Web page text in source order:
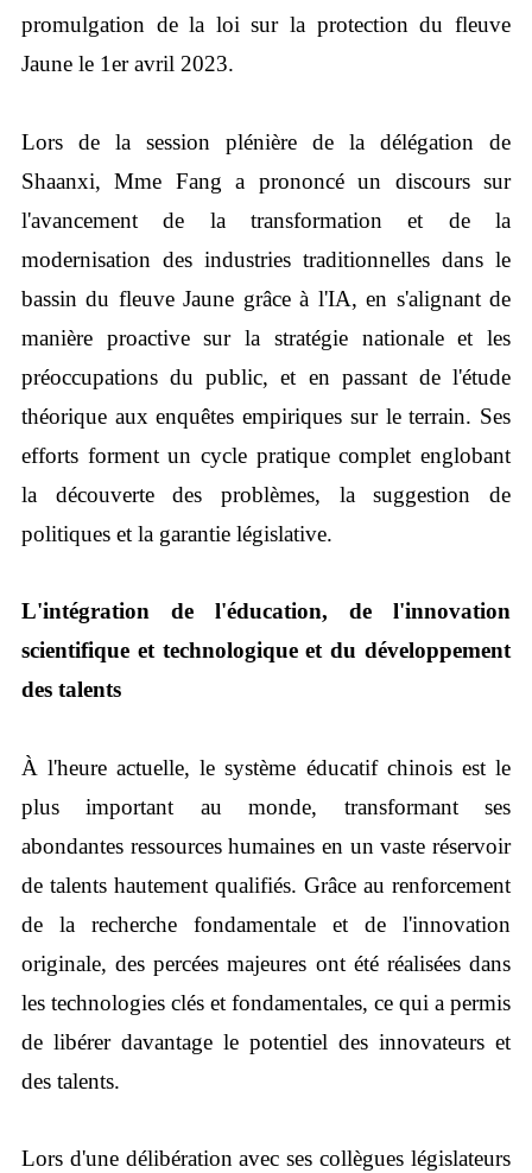
promulgation de la loi sur la protection du fleuve
Jaune le 1er avril 2023.
Lors de la session plénière de la délégation de
Shaanxi, Mme Fang a prononcé un discours sur
l'avancement de la transformation et de la
modernisation des industries traditionnelles dans le
bassin du fleuve Jaune grâce à l'IA, en s'alignant de
manière proactive sur la stratégie nationale et les
préoccupations du public, et en passant de l'étude
théorique aux enquêtes empiriques sur le terrain. Ses
efforts forment un cycle pratique complet englobant
la découverte des problèmes, la suggestion de
politiques et la garantie législative.
L'intégration de l'éducation, de l'innovation
scientifique et technologique et du développement
des talents
À l'heure actuelle, le système éducatif chinois est le
plus important au monde, transformant ses
abondantes ressources humaines en un vaste réservoir
de talents hautement qualifiés. Grâce au renforcement
de la recherche fondamentale et de l'innovation
originale, des percées majeures ont été réalisées dans
les technologies clés et fondamentales, ce qui a permis
de libérer davantage le potentiel des innovateurs et
des talents.
Lors d'une délibération avec ses collègues législateurs